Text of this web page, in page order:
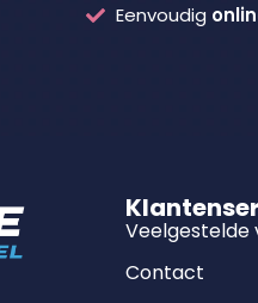
Eenvoudig
Veelgestelde
Contact